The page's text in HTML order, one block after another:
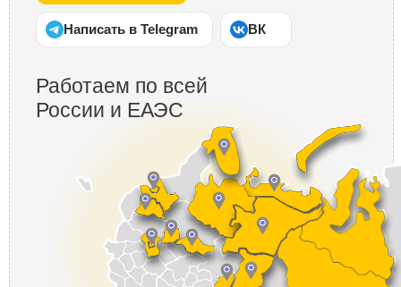
Работаем по всей
России и ЕАЭС
Напиcать в Telegram ВК